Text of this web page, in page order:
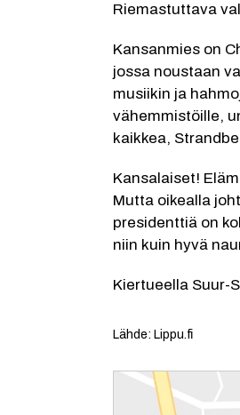
Riemastuttava
Kansanmies on
jossa noustaan
musiikin ja
vähemmistöille,
kaikkea,
Kansalaiset!
Mutta oikealla
presidenttiä on
niin kuin hyvä
Kiertueella Suur-
Lähde: Lippu.fi